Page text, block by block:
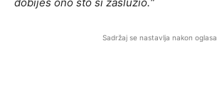
Sadržaj se nastavlja nakon oglasa